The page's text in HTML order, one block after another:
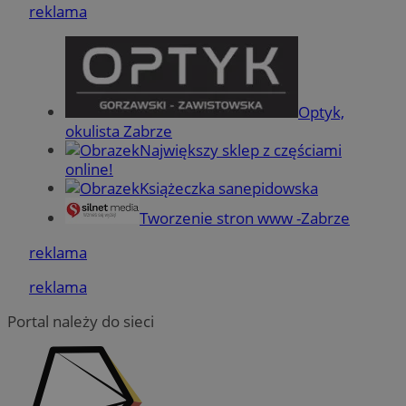
reklama
Optyk,
okulista Zabrze
Największy sklep z częściami
online!
Książeczka sanepidowska
Tworzenie stron www -Zabrze
reklama
reklama
Portal należy do sieci
niezbędnych plików cookie nie można prawidłowo
Nazwa
Provider
Domena
SessID
zabrze.com.pl
QeSessID
zabrze.com.pl